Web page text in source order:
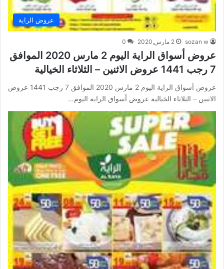
عروض الراية
sozan w 2 مارس,2020 0
عروض أسواق الراية اليوم 2 مارس 2020 الموافق
7 رجب 1441 عروض الاثنين – الثلاثاء الخيالية
عروض أسواق الراية اليوم 2 مارس 2020 الموافق 7 رجب 1441 عروض
الاثنين – الثلاثاء الخيالية عروض أسواق الراية اليوم…